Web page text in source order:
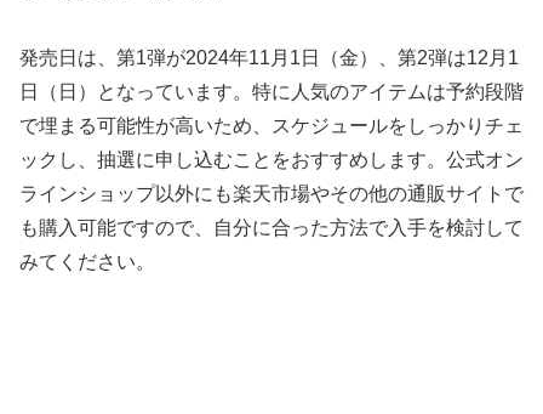
発売日は、第1弾が2024年11月1日（金）、第2弾は12月1
日（日）となっています。特に人気のアイテムは予約段階
で埋まる可能性が高いため、スケジュールをしっかりチェ
ックし、抽選に申し込むことをおすすめします。公式オン
ラインショップ以外にも楽天市場やその他の通販サイトで
も購入可能ですので、自分に合った方法で入手を検討して
みてください。